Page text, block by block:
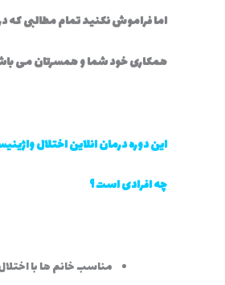
اما فراموش نکنید تمام مطالبی
همکاری خود شما و همسرتان می
این دوره درمان انلاین اختلال
چه افرادی است ؟
مناسب خانم ها با